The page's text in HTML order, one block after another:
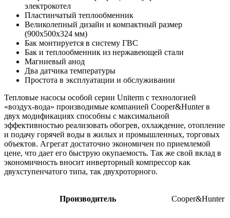
электрокотел
Пластинчатый теплообменник
Великолепный дизайн и компактный размер
(900х500х324 мм)
Бак монтируется в систему ГВС
Бак и теплообменник из нержавеющей стали
Магниевый анод
Два датчика температуры
Простота в эксплуатации и обслуживании
Тепловые насосы особой серии Uniterm с технологией
«воздух-вода» производимые компанией Cooper&Hunter в
двух модификациях способны с максимальной
эффективностью реализовать обогрев, охлаждение, отопление
и подачу горячей воды в жилых и промышленных, торговых
объектов. Агрегат достаточно экономичен по приемлемой
цене, что дает его быструю окупаемость. Так же свой вклад в
экономичность вносит инверторный компрессор как
двухступенчатого типа, так двухроторного.
Производитель Cooper&Hunter